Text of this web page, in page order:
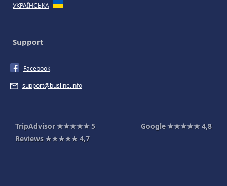
УКРАЇНСЬКА
Support
Facebook
support@busline.info
TripAdvisor ★★★★★5 Google ★★★★★4,8
Reviews ★★★★★4,7